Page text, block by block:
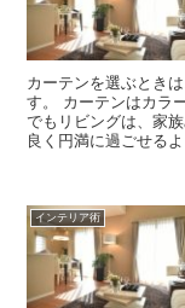
カーテンを選ぶとき
す。 カーテンはカラ
でもリビングは、家
良く円満に過ごせる
インテリア術